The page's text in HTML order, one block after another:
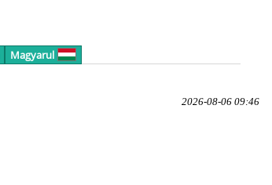
Magyarul
2026-08-06 09:46